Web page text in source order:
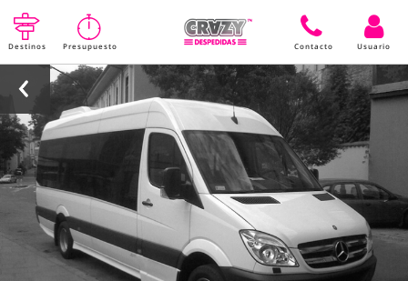
Destinos Presupuesto Contacto Usuario